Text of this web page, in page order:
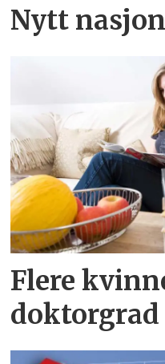
Nytt
Flere
doktorgrad